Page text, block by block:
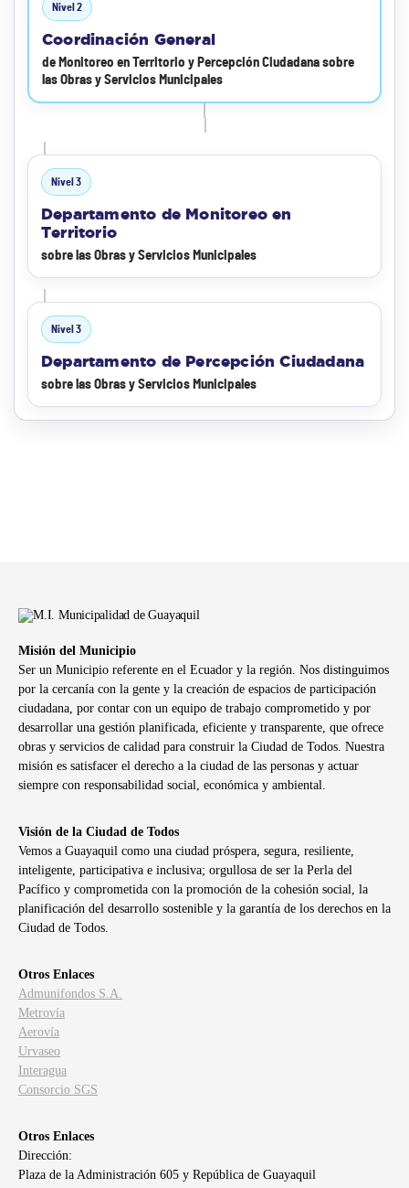
Nivel 2
Coordinación General
de Monitoreo en Territorio y Percepción Ciudadana sobre
las Obras y Servicios Municipales
Nivel 3
Departamento de Monitoreo en
Territorio
sobre las Obras y Servicios Municipales
Nivel 3
Departamento de Percepción Ciudadana
sobre las Obras y Servicios Municipales
Misión del Municipio
Ser un Municipio referente en el Ecuador y la región. Nos distinguimos
por la cercanía con la gente y la creación de espacios de participación
ciudadana, por contar con un equipo de trabajo comprometido y por
desarrollar una gestión planificada, eficiente y transparente, que ofrece
obras y servicios de calidad para construir la Ciudad de Todos. Nuestra
misión es satisfacer el derecho a la ciudad de las personas y actuar
siempre con responsabilidad social, económica y ambiental.
Visión de la Ciudad de Todos
Vemos a Guayaquil como una ciudad próspera, segura, resiliente,
inteligente, participativa e inclusiva; orgullosa de ser la Perla del
Pacífico y comprometida con la promoción de la cohesión social, la
planificación del desarrollo sostenible y la garantía de los derechos en la
Ciudad de Todos.
Otros Enlaces
Admunifondos S.A.
Metrovía
Aerovía
Urvaseo
Interagua
Consorcio SGS
Otros Enlaces
Dirección:
Plaza de la Administración 605 y República de Guayaquil